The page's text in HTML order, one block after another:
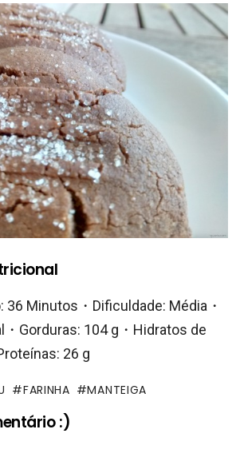
36 Minutos・Dificuldade: Média・
・Gorduras: 104 g・Hidratos de
26 g
FARINHA MANTEIGA
:)